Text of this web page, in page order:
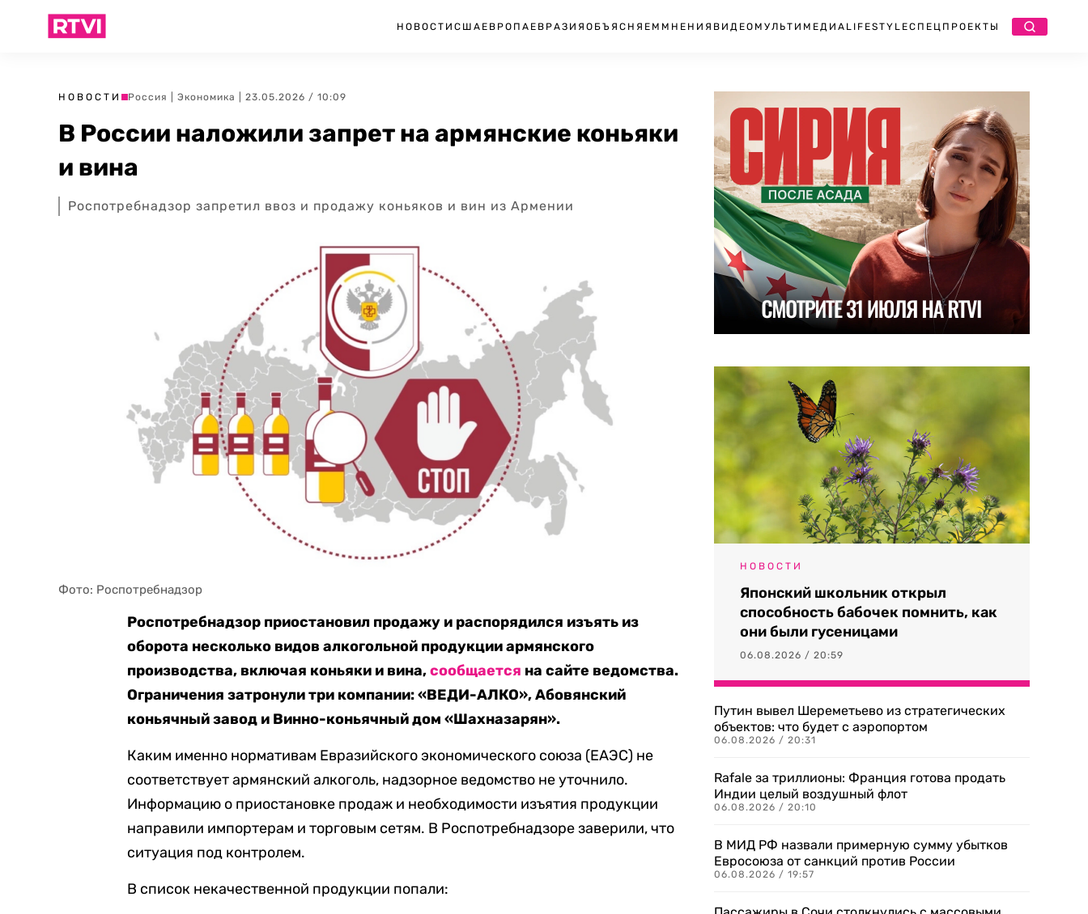
НОВОСТИ США ЕВРОПА ЕВРАЗИЯ ОБЪЯСНЯЕМ МНЕНИЯ ВИДЕО МУЛЬТИМЕДИА LIFESTYLEСПЕЦПРОЕКТЫ
НОВОСТИ Россия Экономика | 23.05.2026 / 10:09
В России наложили запрет на армянские коньяки
и вина
Роспотребнадзор запретил ввоз и продажу коньяков и вин из Армении
Фото: Роспотребнадзор
Роспотребнадзор приостановил продажу и распорядился изъять из
оборота несколько видов алкогольной продукции армянского
производства, включая коньяки и вина,сообщается на сайте ведомства.
Ограничения затронули три компании: «ВЕДИ-АЛКО», Абовянский
коньячный завод и Винно-коньячный дом «Шахназарян».
Каким именно нормативам Евразийского экономического союза (ЕАЭС) не
соответствует армянский алкоголь, надзорное ведомство не уточнило.
Информацию о приостановке продаж и необходимости изъятия продукции
направили импортерам и торговым сетям. В Роспотребнадзоре заверили, что
ситуация под контролем.
В список некачественной продукции попали:
НОВОСТИ
Японский школьник открыл
способность бабочек помнить, как
они были гусеницами
06.08.2026 / 20:59
Путин вывел Шереметьево из стратегических
объектов: что будет с аэропортом
06.08.2026 / 20:31
Rafale за триллионы: Франция готова продать
Индии целый воздушный флот
06.08.2026 / 20:10
В МИД РФ назвали примерную сумму убытков
Евросоюза от санкций против России
06.08.2026 / 19:57